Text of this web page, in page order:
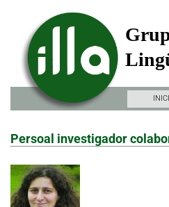
Persoal investigador